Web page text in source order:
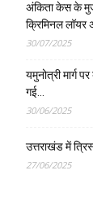
अंकिता केस के
क्रिमिनल लॉयर
30/07/2025
यमुनोत्री मार्ग
गई…
30/06/2025
उत्तराखंड में
27/06/2025